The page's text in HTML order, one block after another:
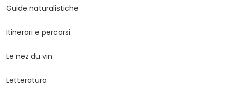
Guide naturalistiche
Itinerari e percorsi
Le nez du vin
Letteratura